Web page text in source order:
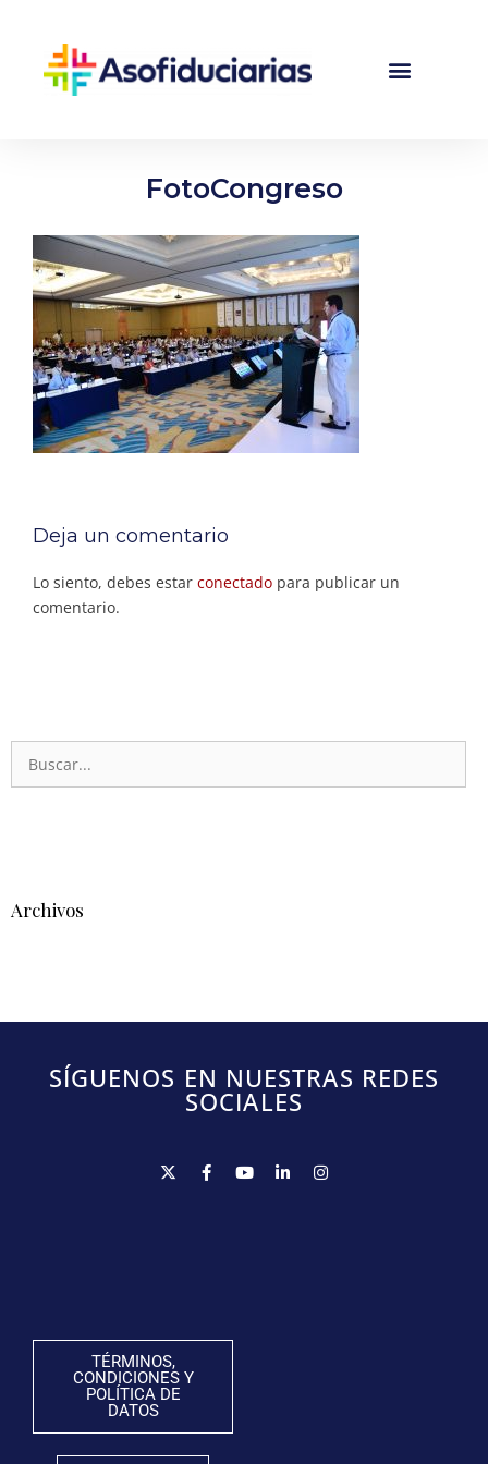
FotoCongreso
Deja un comentario
Lo siento, debes estar conectado para publicar un
comentario.
Archivos
SÍGUENOS EN NUESTRAS REDES
SOCIALES
TÉRMINOS,
CONDICIONES Y
POLÍTICA DE
DATOS